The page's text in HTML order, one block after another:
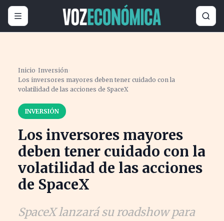
Inicio ›Inversión›
Los inversores mayores deben tener cuidado con la
volatilidad de las acciones de SpaceX
INVERSIÓN
Los inversores mayores
deben tener cuidado con la
volatilidad de las acciones
de SpaceX
SpaceX lanzará su roadshow para